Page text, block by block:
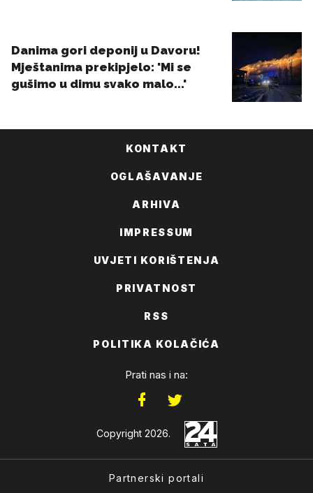
KONTAKT
OGLAŠAVANJE
ARHIVA
IMPRESSUM
UVJETI KORIŠTENJA
PRIVATNOST
RSS
POLITIKA KOLAČIĆA
Prati nas i na:
Copyright 2026.
Partnerski portali